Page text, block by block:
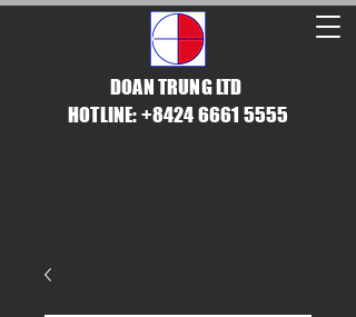
DOAN TRUNG LTD
HOTLINE: +8424 6661 5555